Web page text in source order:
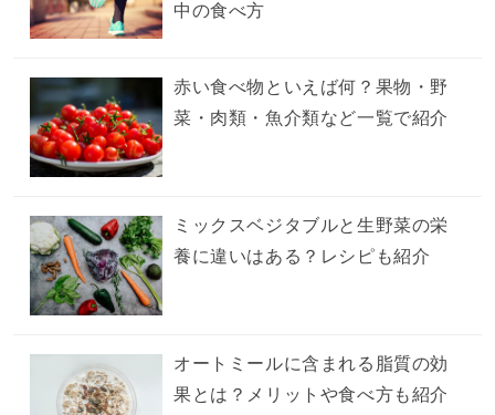
中の食べ方
赤い食べ物といえば何？果物・野
菜・肉類・魚介類など一覧で紹介
ミックスベジタブルと生野菜の栄
養に違いはある？レシピも紹介
オートミールに含まれる脂質の効
果とは？メリットや食べ方も紹介